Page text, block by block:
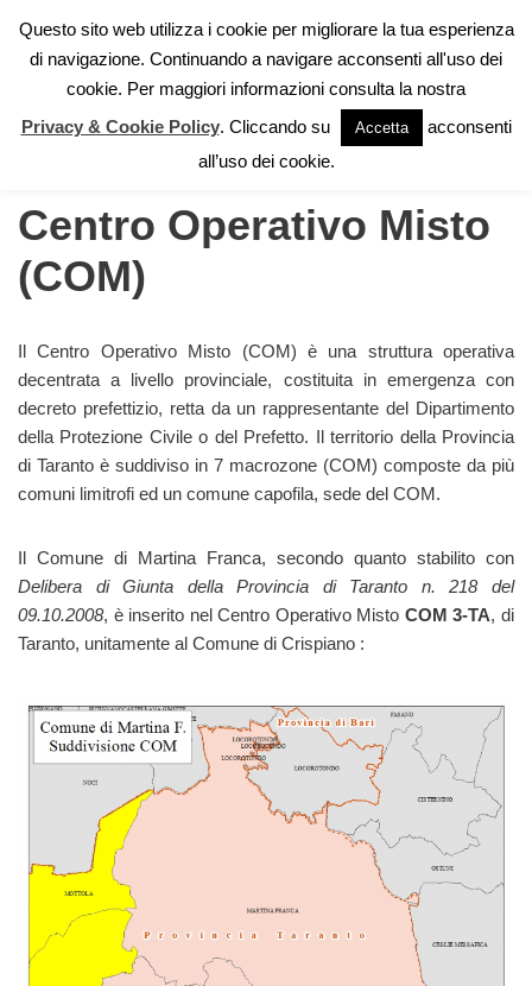
Vai
contenuto
» Centro Operativo Misto (COM)
Centro Operativo Misto
(COM)
Il Centro Operativo Misto (COM) è una struttura operativa
decentrata a livello provinciale, costituita in emergenza con
decreto prefettizio, retta da un rappresentante del Dipartimento
della Protezione Civile o del Prefetto. Il territorio della Provincia
di Taranto è suddiviso in 7 macrozone (COM) composte da più
comuni limitrofi ed un comune capofila, sede del COM.
Il Comune di Martina Franca, secondo quanto stabilito con
Delibera di Giunta della Provincia di Taranto n. 218 del
09.10.2008, è inserito nel Centro Operativo Misto COM 3-TA, di
Taranto, unitamente al Comune di Crispiano :
Questo sito web utilizza i cookie per migliorare la tua esperienza
di navigazione. Continuando a navigare acconsenti all'uso dei
cookie. Per maggiori informazioni consulta la nostra
Privacy & Cookie Policy. Cliccando su Accetta
acconsenti
all’uso dei cookie.